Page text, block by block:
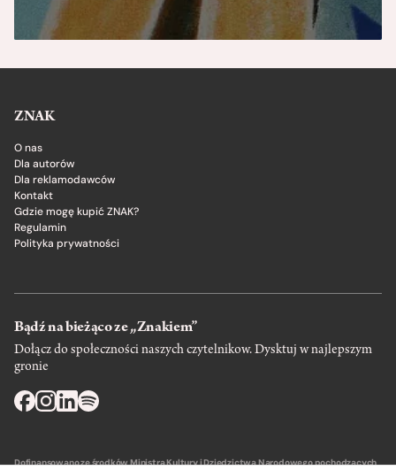
ZNAK
O nas
Dla autorów
Dla reklamodawców
Kontakt
Gdzie mogę kupić ZNAK?
Regulamin
Polityka prywatności
Bądź na bieżąco ze „Znakiem”
Dołącz do społeczności naszych czytelnikow. Dysktuj w najlepszym
gronie
Dofinansowano ze środków Ministra Kultury i Dziedzictwa Narodowego pochodzących